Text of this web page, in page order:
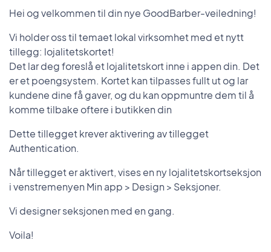
Hei og velkommen til din nye GoodBarber-veiledning!
Vi holder oss til temaet lokal virksomhet med et nytt
tillegg: lojalitetskortet!
Det lar deg foreslå et lojalitetskort inne i appen din. Det
er et poengsystem. Kortet kan tilpasses fullt ut og lar
kundene dine få gaver, og du kan oppmuntre dem til å
komme tilbake oftere i butikken din
Dette tillegget krever aktivering av tillegget
Authentication.
Når tillegget er aktivert, vises en ny lojalitetskortseksjon
i venstremenyen Min app > Design > Seksjoner.
Vi designer seksjonen med en gang.
Voila!